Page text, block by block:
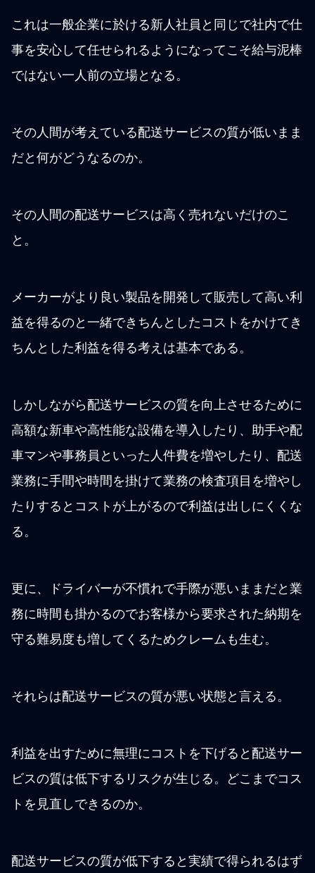
これは一般企業に於ける新人社員と同じで社内で仕
事を安心して任せられるようになってこそ給与泥棒
ではない一人前の立場となる。
その人間が考えている配送サービスの質が低いまま
だと何がどうなるのか。
その人間の配送サービスは高く売れないだけのこ
と。
メーカーがより良い製品を開発して販売して高い利
益を得るのと一緒できちんとしたコストをかけてき
ちんとした利益を得る考えは基本である。
しかしながら配送サービスの質を向上させるために
高額な新車や高性能な設備を導入したり、助手や配
車マンや事務員といった人件費を増やしたり、配送
業務に手間や時間を掛けて業務の検査項目を増やし
たりするとコストが上がるので利益は出しにくくな
る。
更に、ドライバーが不慣れで手際が悪いままだと業
務に時間も掛かるのでお客様から要求された納期を
守る難易度も増してくるためクレームも生む。
それらは配送サービスの質が悪い状態と言える。
利益を出すために無理にコストを下げると配送サー
ビスの質は低下するリスクが生じる。どこまでコス
トを見直しできるのか。
配送サービスの質が低下すると実績で得られるはず